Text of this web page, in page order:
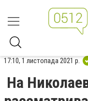
17:10, 1 листопада 2021 р.
На